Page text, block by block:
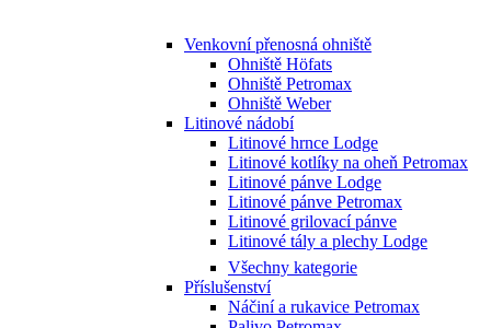
Venkovní přenosná ohniště
Ohniště Höfats
Ohniště Petromax
Ohniště Weber
Litinové nádobí
Litinové hrnce Lodge
Litinové kotlíky na oheň Petromax
Litinové pánve Lodge
Litinové pánve Petromax
Litinové grilovací pánve
Litinové tály a plechy Lodge
Všechny kategorie
Příslušenství
Náčiní a rukavice Petromax